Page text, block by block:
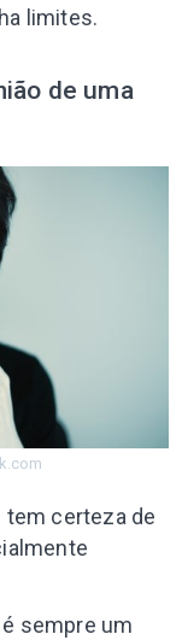
limites.
de uma
tem certeza de
sempre um